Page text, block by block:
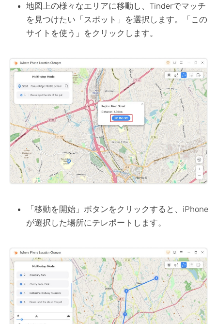
地図上の様々なエリアに移動し、Tinderでマッチ
を見つけたい「スポット」を選択します。「この
サイトを使う」をクリックします。
「移動を開始」ボタンをクリックすると、iPhone
が選択した場所にテレポートします。